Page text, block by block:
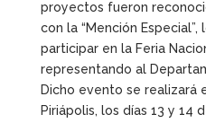
proyectos fueron
con la “Mención
participar en la Feria
representando al
Dicho evento se realizará
Piriápolis, los días 13 y 14